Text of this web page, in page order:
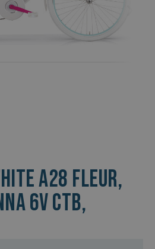
A28 Fleur,
6V CTB,